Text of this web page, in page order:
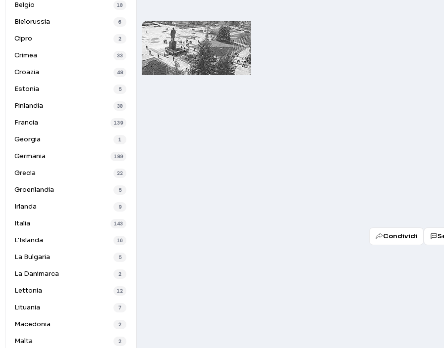
Belgio 10
Bielorussia 6
Cipro 2
Crimea 33
Croazia 48
Estonia 5
Finlandia 30
Francia 139
Georgia 1
Germania 189
Grecia 22
Groenlandia 5
Irlanda 9
Italia 143
L'Islanda 16
La Bulgaria 5
La Danimarca 2
Lettonia 12
Lituania 7
Macedonia 2
Malta 2
Condividi